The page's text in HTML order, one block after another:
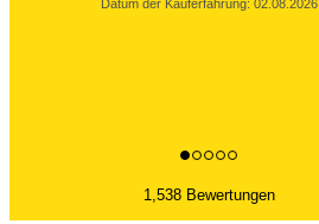
Datum der Kauferfahrung: 02.08.2026
1,538 Bewertungen